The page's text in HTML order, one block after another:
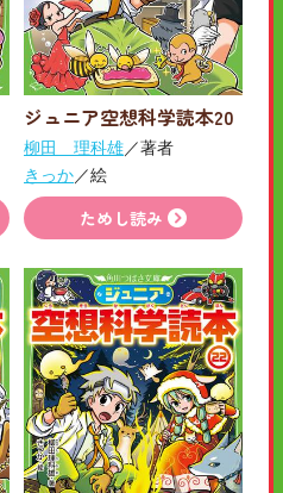
ジュニア空想科学読本20
柳田 理科雄／著者
きっか／絵
ためし読み